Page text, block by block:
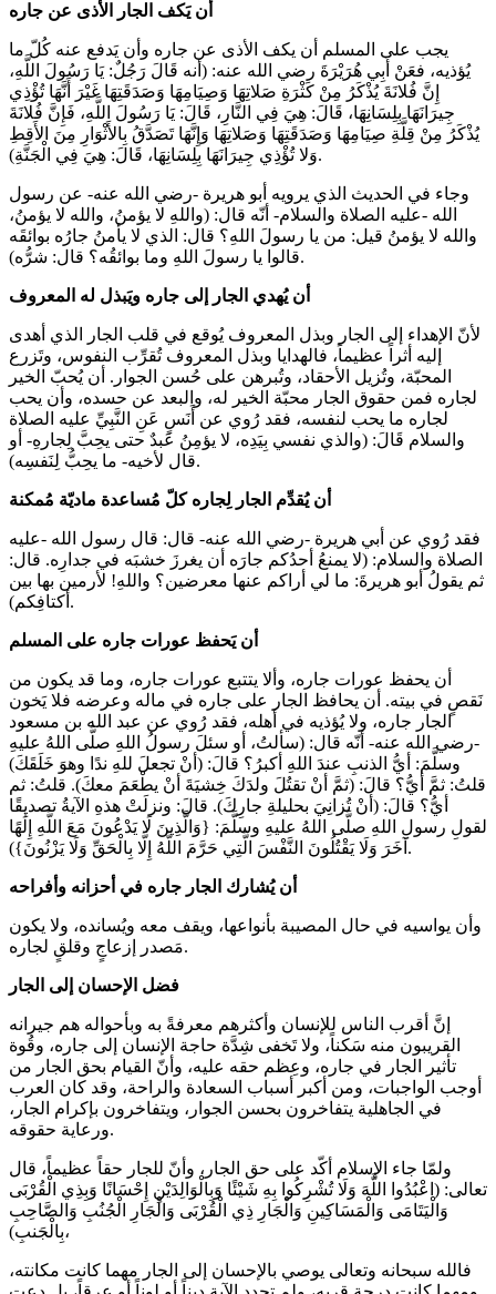
أن يَكف الجار الأذى عن جاره
يجب على المسلم أن يكف الأذى عن جاره وأن يَدفع عنه كُلّ ما
يُؤذيه، فعَنْ أَبِي هُرَيْرَةَ رضي الله عنه: (أنه قَالَ رَجُلٌ: يَا رَسُولَ اللَّهِ،
إِنَّ فُلانَةَ يُذْكَرُ مِنْ كَثْرَةِ صَلاتِهَا وَصِيَامِهَا وَصَدَقَتِهَا غَيْرَ أَنَّهَا تُؤْذِي
جِيرَانَهَا بِلِسَانِهَا، قَالَ: هِيَ فِي النَّارِ، قَالَ: يَا رَسُولَ اللَّهِ، فَإِنَّ فُلانَةَ
يُذْكَرُ مِنْ قِلَّةِ صِيَامِهَا وَصَدَقَتِهَا وَصَلاتِهَا وَإِنَّهَا تَصَدَّقُ بِالأَثْوَارِ مِنَ الأَقِطِ
وَلا تُؤْذِي جِيرَانَهَا بِلِسَانِهَا، قَالَ: هِيَ فِي الْجَنَّةِ).
وجاء في الحديث الذي يرويه أبو هريرة -رضي الله عنه- عن رسول
الله -عليه الصلاة والسلام- أنّه قال: (واللهِ لا يؤمنُ، والله لا يؤمنُ،
والله لا يؤمنُ قيل: من يا رسولَ اللهِ؟ قال: الذي لا يأمنُ جارُه بوائقَه
قالوا يا رسولَ اللهِ وما بوائقُه؟ قال: شرُّه).
أن يُهدي الجار إلى جاره ويَبذل له المعروف
لأنّ الإهداء إلى الجار وبذل المعروف يُوقع في قلب الجار الذي أهدى
إليه أثراً عظيماً، فالهدايا وبذل المعروف تُقرِّب النفوس، وتَزرع
المحبّة، وتُزيل الأحقاد، وتُبرهن على حُسن الجوار. أن يُحبّ الخير
لجاره فمن حقوق الجار محبّة الخير له، والبعد عن حسده، وأن يحب
لجاره ما يحب لنفسه، فقد رُوي عن أَنَسٍ عَنِ النَّبِيِّ عليه الصلاة
والسلام قَالَ: (والذي نفسي بِيَدِه، لا يؤمِنُ عَبدٌ حتى يحِبَّ لِجارهِ- أو
قال لأخيه- ما يحِبُّ لِنَفسِه).
أن يُقدِّم الجار لِجاره كلّ مُساعدة ماديّة مُمكنة
فقد رُوي عن أبي هريرة -رضي الله عنه- قال: قال رسول الله -عليه
الصلاة والسلام: (لا يمنعُ أحدُكم جارَه أن يغرزَ خشبَه في جدارِه. قال:
ثم يقولُ أبو هريرةَ: ما لي أراكم عنها معرضين؟ واللهِ! لأرمين بها بين
أكتافِكم).
أن يَحفظ عورات جاره على المسلم
أن يحفظ عورات جاره، وألا يتتبع عورات جاره، وما قد يكون من
نَقصٍ في بيته. أن يحافظ الجار على جاره في ماله وعرضه فلا يَخون
الجار جاره، ولا يُؤذيه في أهله، فقد رُوي عن عبد الله بن مسعود
-رضي الله عنه- أنّه قال: (سألتُ، أو سئلَ رسولُ اللهِ صلَّى اللهُ عليهِ
وسلَّمَ: أيُّ الذنبِ عندَ اللهِ أكبرُ؟ قالَ: (أنْ تجعلَ للهِ ندًا وهوَ خَلَقَكَ)
قلتُ: ثمَّ أيُّ؟ قالَ: (ثمَّ أنْ تقتُلَ ولدَكَ خِشيَةَ أنْ يطْعَمَ معكَ). قلتُ: ثم
أيُّ؟ قالَ: (أنْ تُزانِيَ بحليلةِ جارِكَ). قالَ: ونزلَتْ هذهِ الآيةُ تصديقًا
لقولِ رسولِ اللهِ صلَّى اللهُ عليهِ وسلَّمَ: {وَالَّذِينَ لَا يَدْعُونَ مَعَ اللَّهِ إِلَٰهًا
آخَرَ وَلَا يَقْتُلُونَ النَّفْسَ الَّتِي حَرَّمَ اللَّهُ إِلَّا بِالْحَقِّ وَلَا يَزْنُونَ}).
أن يُشارك الجار جاره في أحزانه وأفراحه
وأن يواسيه في حال المصيبة بأنواعها، ويقف معه ويُسانده، ولا يكون
مَصدر إزعاجٍ وقلقٍ لجاره.
فضل الإحسان إلى الجار
إنَّ أقرب الناس للإنسان وأكثرهم معرفةً به وبأحواله هم جيرانه
القريبون منه سَكناً، ولا تَخفى شِدَّة حاجة الإنسان إلى جاره، وقُوة
تأثير الجار في جاره، وعِظم حقه عليه، وأنّ القيام بحق الجار من
أوجب الواجبات، ومن أكبر أسباب السعادة والراحة، وقد كان العرب
في الجاهلية يتفاخرون بحسن الجوار، ويتفاخرون بإكرام الجار،
ورعاية حقوقه.
ولمّا جاء الإسلام أكّد على حق الجار، وأنّ للجار حقاً عظيماً، قال
تعالى: (اعْبُدُوا اللَّهَ وَلَا تُشْرِكُوا بِهِ شَيْئًا وَبِالْوَالِدَيْنِ إِحْسَانًا وَبِذِي الْقُرْبَى
وَالْيَتَامَى وَالْمَسَاكِينِ وَالْجَارِ ذِي الْقُرْبَى وَالْجَارِ الْجُنُبِ وَالصَّاحِبِ
بِالْجَنبِ)،
فالله سبحانه وتعالى يوصي بالإحسان إلى الجار مهما كانت مكانته،